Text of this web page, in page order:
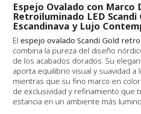
Espejo Ovalado con Marco
Retroiluminado LED Scandi
Escandinava y Lujo
El espejo ovalado Scandi Gold
combina la pureza del diseño
de los acabados dorados. Su
aporta equilibrio visual y suavidad a
mientras que su fino marco en
de exclusividad y refinamiento que
estancia en un ambiente más